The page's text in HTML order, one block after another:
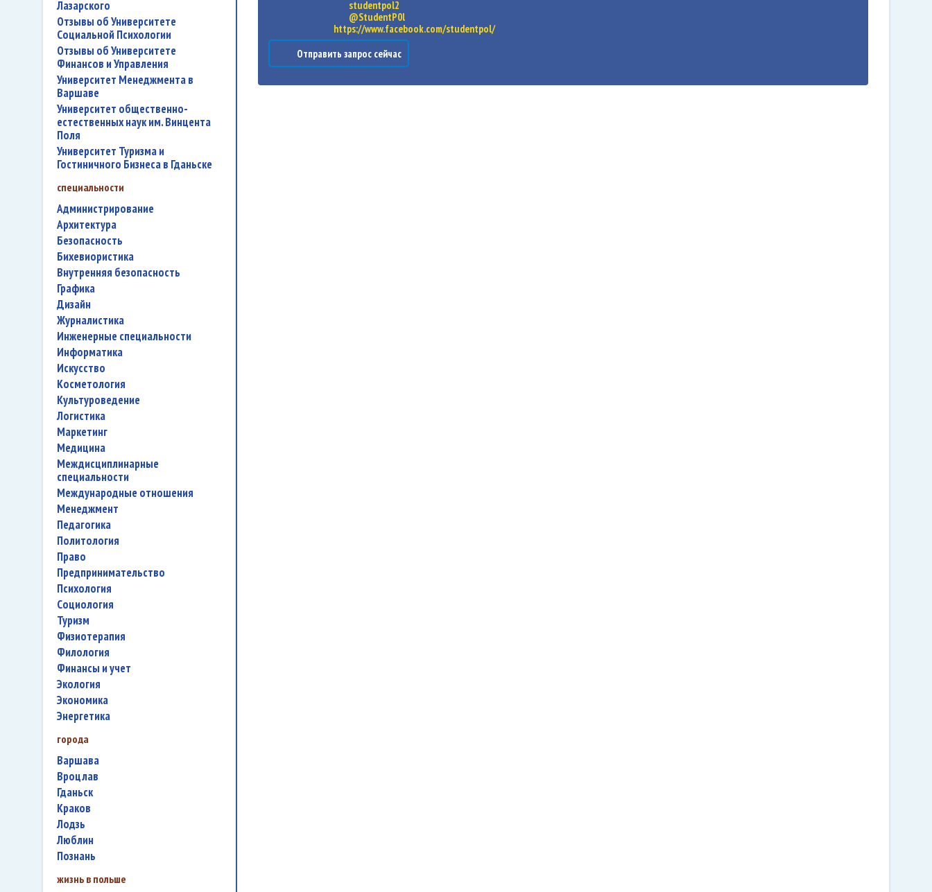
Лазарского
Отзывы об Университете
Социальной Психологии
Отзывы об Университете
Финансов и Управления
Университет Менеджмента в
Варшаве
Университет общественно-
естественных наук им. Винцента
Поля
Университет Туризма и
Гостиничного Бизнеса в Гданьске
специальности
администрирование
архитектура
безопасность
бихевиористика
внутренняя безопасность
графика
дизайн
журналистика
инженерные специальности
информатика
искусство
косметология
культуроведение
логистика
маркетинг
медицина
междисциплинарные
специальности
международные отношения
менеджмент
педагогика
политология
право
предпринимательство
психология
социология
туризм
физиотерапия
филология
финансы и учет
экология
экономика
энергетика
города
Варшава
Вроцлав
Гданьск
Краков
Лодзь
Люблин
Познань
жизнь в польше
studentpol2
@StudentP0l
https://www.facebook.com/studentpol/
Отправить запрос сейчас